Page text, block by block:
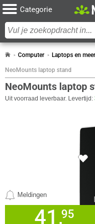
Categorie
Computer Laptops en meer
NeoMounts laptop stand
NeoMounts laptop
Uit voorraad leverbaar. Levertijd:
41,95
Meldingen
Kleur Product